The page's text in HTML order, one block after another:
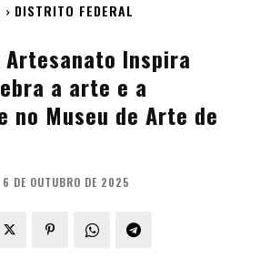
DISTRITO FEDERAL
Inspira
a arte e a
no Museu de Arte de
6 DE OUTUBRO DE 2025